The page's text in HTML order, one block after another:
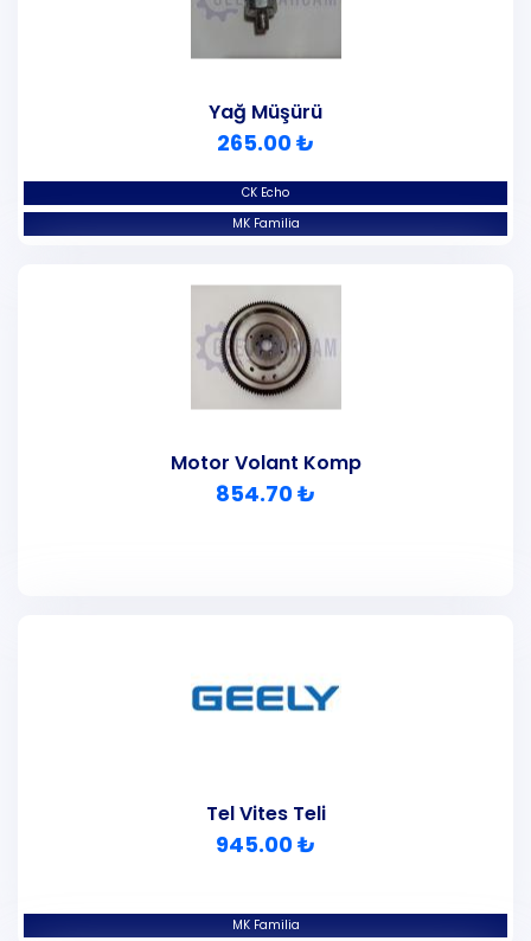
CK Echo
MK Familia
Yağ Müşürü
265.00 ₺
Motor Volant Komp
854.70 ₺
MK Familia
Tel Vites Teli
945.00 ₺